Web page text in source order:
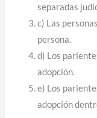
separadas
c) Las
persona.
d) Los
adopción.
e) Los
adopción